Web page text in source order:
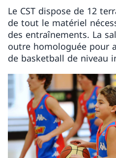
Le CST dispose de 12
de tout le matériel
des entraînements. La
outre homologuée pour
de basketball de niveau